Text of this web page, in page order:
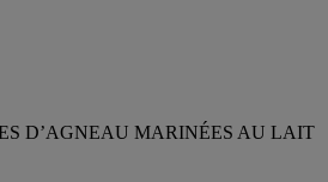
D’AGNEAU MARINÉES AU LAIT